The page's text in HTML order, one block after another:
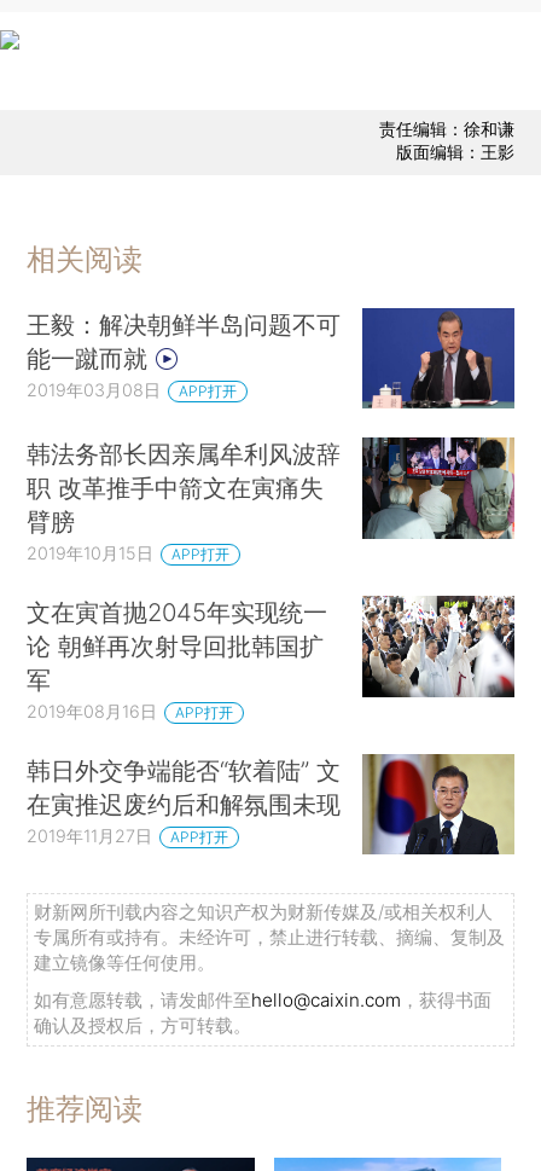
责任编辑：徐和谦
版面编辑：王影
相关阅读
王毅：解决朝鲜半岛问题不可
能一蹴而就
2019年03月08日 APP打开
韩法务部长因亲属牟利风波辞
职 改革推手中箭文在寅痛失
臂膀
2019年10月15日 APP打开
文在寅首抛2045年实现统一
论 朝鲜再次射导回批韩国扩
军
2019年08月16日 APP打开
韩日外交争端能否“软着陆” 文
在寅推迟废约后和解氛围未现
2019年11月27日 APP打开
财新网所刊载内容之知识产权为财新传媒及/或相关权利人
专属所有或持有。未经许可，禁止进行转载、摘编、复制及
建立镜像等任何使用。
如有意愿转载，请发邮件至hello@caixin.com ，获得书面
确认及授权后，方可转载。
推荐阅读